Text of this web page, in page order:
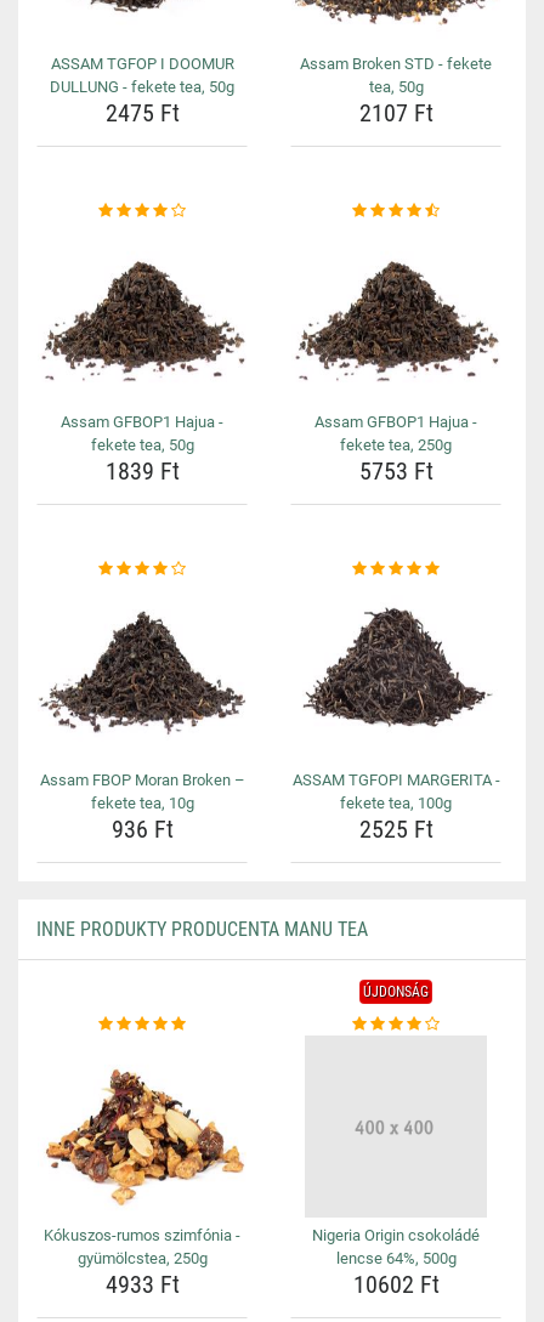
ASSAM TGFOP I DOOMUR
DULLUNG - fekete tea, 50g
2475 Ft
Assam Broken STD - fekete
tea, 50g
2107 Ft
Assam GFBOP1 Hajua -
fekete tea, 50g
1839 Ft
Assam GFBOP1 Hajua -
fekete tea, 250g
5753 Ft
Assam FBOP Moran Broken –
fekete tea, 10g
936 Ft
ASSAM TGFOPI MARGERITA -
fekete tea, 100g
2525 Ft
INNE PRODUKTY PRODUCENTA MANU TEA
Kókuszos-rumos szimfónia -
gyümölcstea, 250g
4933 Ft
ÚJDONSÁG
Nigeria Origin csokoládé
lencse 64%, 500g
10602 Ft